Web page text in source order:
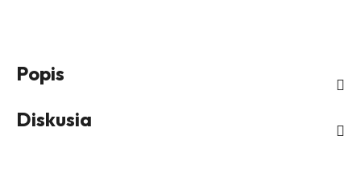
Popis
Diskusia